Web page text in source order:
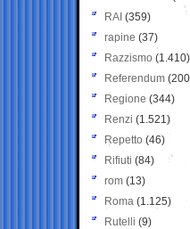
RAI (359)
rapine (37)
Razzismo (1.410)
Referendum
Regione (344)
Renzi (1.521)
Repetto (46)
Rifiuti (84)
rom (13)
Roma (1.125)
Rutelli (9)